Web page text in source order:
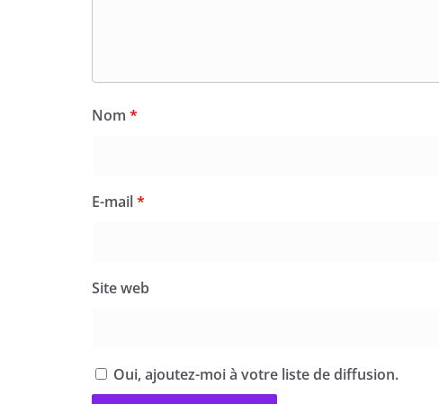
Nom *
E-mail*
Site web
Oui, ajoutez-moi à votre liste de diffusion.